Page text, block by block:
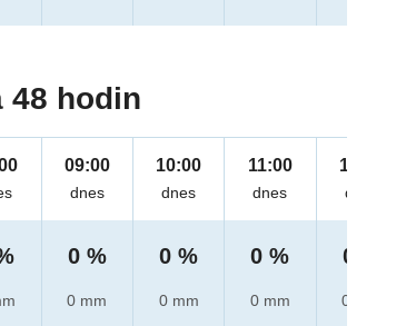
48 hodin
09:00
dnes
0 %
0 mm
10:00
dnes
0 %
0 mm
11:00
dnes
0 %
0 mm
12:00
dnes
0 %
0 mm